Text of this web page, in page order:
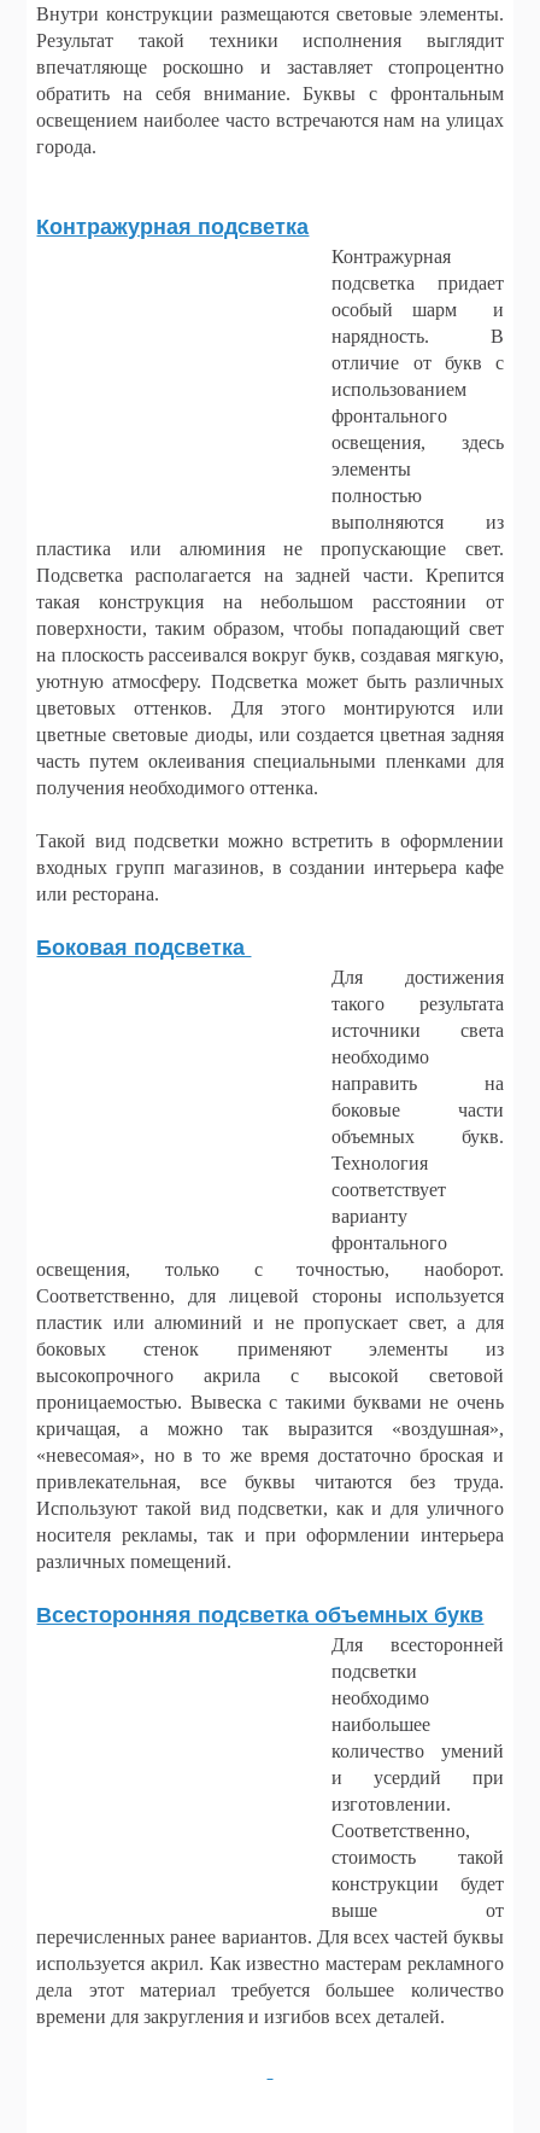
Внутри конструкции размещаются световые элементы.
Результат такой техники исполнения выглядит
впечатляюще роскошно и заставляет стопроцентно
обратить на себя внимание. Буквы с фронтальным
освещением наиболее часто встречаются нам на улицах
города.
Контражурная подсветка
Контражурная
подсветка придает
особый шарм и
нарядность. В
отличие от букв с
использованием
фронтального
освещения, здесь
элементы
полностью
выполняются из
пластика или алюминия не пропускающие свет.
Подсветка располагается на задней части. Крепится
такая конструкция на небольшом расстоянии от
поверхности, таким образом, чтобы попадающий свет
на плоскость рассеивался вокруг букв, создавая мягкую,
уютную атмосферу. Подсветка может быть различных
цветовых оттенков. Для этого монтируются или
цветные световые диоды, или создается цветная задняя
часть путем оклеивания специальными пленками для
получения необходимого оттенка.
Такой вид подсветки можно встретить в оформлении
входных групп магазинов, в создании интерьера кафе
или ресторана.
Боковая подсветка
Для достижения
такого результата
источники света
необходимо
направить на
боковые части
объемных букв.
Технология
соответствует
варианту
фронтального
освещения, только с точностью, наоборот.
Соответственно, для лицевой стороны используется
пластик или алюминий и не пропускает свет, а для
боковых стенок применяют элементы из
высокопрочного акрила с высокой световой
проницаемостью. Вывеска с такими буквами не очень
кричащая, а можно так выразится «воздушная»,
«невесомая», но в то же время достаточно броская и
привлекательная, все буквы читаются без труда.
Используют такой вид подсветки, как и для уличного
носителя рекламы, так и при оформлении интерьера
различных помещений.
Всесторонняя подсветка объемных букв
Для всесторонней
подсветки
необходимо
наибольшее
количество умений
и усердий при
изготовлении.
Соответственно,
стоимость такой
конструкции будет
выше от
перечисленных ранее вариантов. Для всех частей буквы
используется акрил. Как известно мастерам рекламного
дела этот материал требуется большее количество
времени для закругления и изгибов всех деталей.